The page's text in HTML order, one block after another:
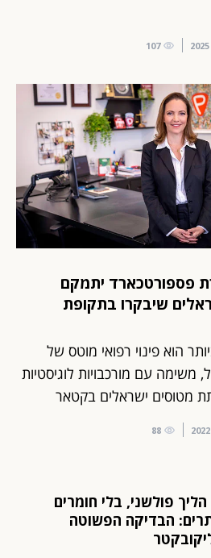
107
פספורטכארד יתמקם
שיבקרו בתקופת
הוא פינוי רפואי מוטס של
עם מורכבויות לוגיסטיות
מטוסים ישראלים בקטאר
88
הליך פולשני, בלי חומרים
הבדיקה הפשוטה